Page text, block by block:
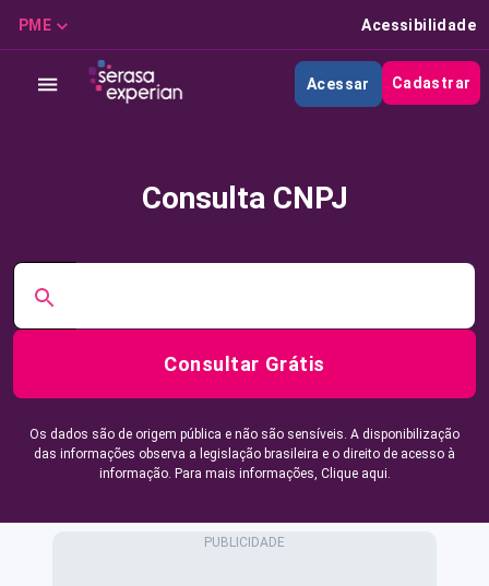
PME Acessibilidade
Acessar Cadastrar
Consulta CNPJ
Consultar Grátis
Os dados são de origem pública e não são sensíveis. A disponibilização
das informações observa a legislação brasileira e o direito de acesso à
informação. Para mais informações, Clique aqui.